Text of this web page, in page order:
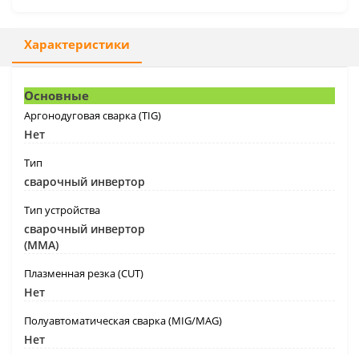
Характеристики
Основные
Аргонодуговая сварка (TIG)
Нет
Тип
сварочный инвертор
Тип устройства
сварочный инвертор
(MMA)
Плазменная резка (CUT)
Нет
Полуавтоматическая сварка (MIG/MAG)
Нет